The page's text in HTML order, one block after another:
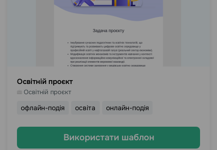
Освітній проєкт
Освітній проєкт
офлайн-подія освіта онлайн-подія
Використати шаблон